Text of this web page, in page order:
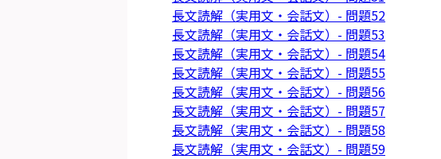
長文読解（実用文・会話文）- 問題52
長文読解（実用文・会話文）- 問題53
長文読解（実用文・会話文）- 問題54
長文読解（実用文・会話文）- 問題55
長文読解（実用文・会話文）- 問題56
長文読解（実用文・会話文）- 問題57
長文読解（実用文・会話文）- 問題58
長文読解（実用文・会話文）- 問題59